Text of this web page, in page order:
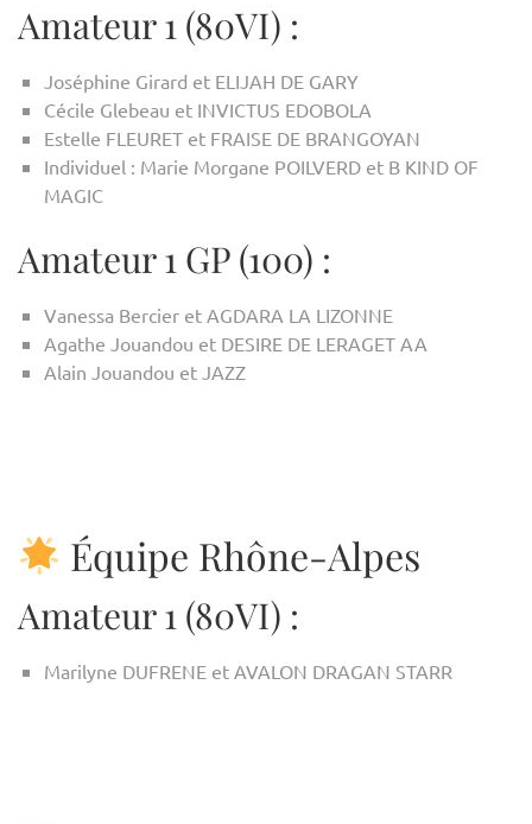
Amateur 1 (80VI) :
Joséphine Girard et ELIJAH DE GARY
Cécile Glebeau et INVICTUS EDOBOLA
Estelle FLEURET et FRAISE DE BRANGOYAN
Individuel : Marie Morgane POILVERD et B KIND OF
MAGIC
Amateur 1 GP (100) :
Vanessa Bercier et AGDARA LA LIZONNE
Agathe Jouandou et DESIRE DE LERAGET AA
Alain Jouandou et JAZZ
Équipe Rhône-Alpes
Amateur 1 (80VI) :
Marilyne DUFRENE et AVALON DRAGAN STARR